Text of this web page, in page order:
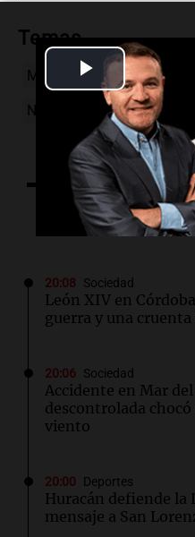
Play
Video
Temas
Mauricio Macri aumento
Nuevo Gobierno senado
Lo
20:08 Sociedad
León XIV en
guerra y una
20:06 Sociedad
Accidente en Mar
descontrolada
viento
20:00 Deportes
Huracán defiende la
mensaje a San